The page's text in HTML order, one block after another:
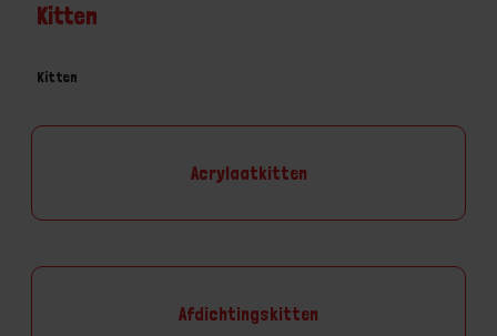
Kitten
Kitten
Acrylaatkitten
Afdichtingskitten